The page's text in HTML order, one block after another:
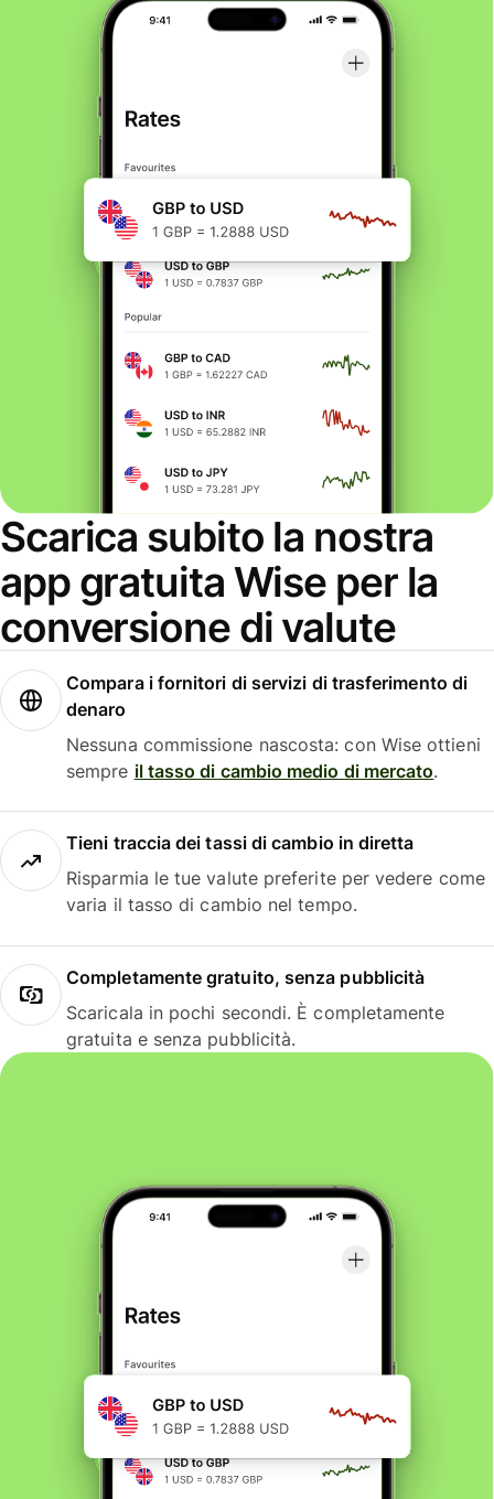
Scarica subito la nostra
app gratuita Wise per la
conversione di valute
Compara i fornitori di servizi di trasferimento di
denaro
Nessuna commissione nascosta: con Wise ottieni
sempre il tasso di cambio medio di mercato.
Tieni traccia dei tassi di cambio in diretta
Risparmia le tue valute preferite per vedere come
varia il tasso di cambio nel tempo.
Completamente gratuito, senza pubblicità
Scaricala in pochi secondi. È completamente
gratuita e senza pubblicità.